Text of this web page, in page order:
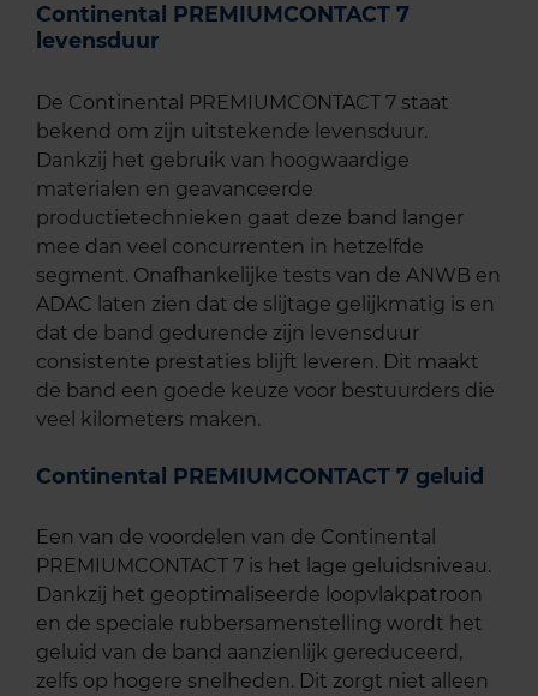
Continental PREMIUMCONTACT 7
levensduur
De Continental PREMIUMCONTACT 7 staat
bekend om zijn uitstekende levensduur.
Dankzij het gebruik van hoogwaardige
materialen en geavanceerde
productietechnieken gaat deze band langer
mee dan veel concurrenten in hetzelfde
segment. Onafhankelijke tests van de ANWB en
ADAC laten zien dat de slijtage gelijkmatig is en
dat de band gedurende zijn levensduur
consistente prestaties blijft leveren. Dit maakt
de band een goede keuze voor bestuurders die
veel kilometers maken.
Continental PREMIUMCONTACT 7 geluid
Een van de voordelen van de Continental
PREMIUMCONTACT 7 is het lage geluidsniveau.
Dankzij het geoptimaliseerde loopvlakpatroon
en de speciale rubbersamenstelling wordt het
geluid van de band aanzienlijk gereduceerd,
zelfs op hogere snelheden. Dit zorgt niet alleen